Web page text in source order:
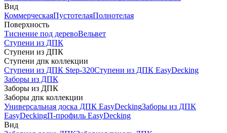
Вид
КоммерческаяПустотелаяПолнотелая
Поверхность
Тиснение под деревоВельвет
Ступени из ДПК
Ступени из ДПК
Ступени дпк коллекции
Ступени из ДПК Step-320Ступени из ДПК EasyDecking
Заборы из ДПК
Заборы из ДПК
Заборы дпк коллекции
Универсальная доска ДПК EasyDeckingЗаборы из ДПК
EasyDeckingП-профиль EasyDecking
Вид